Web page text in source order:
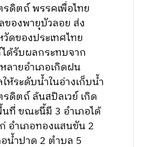
ดิตถ์ พรรคเพื่อไทย
ของพายุบัวลอย ส่ง
ดของประเทศไทย
ด้รับผลกระทบจาก
ายอำเภอเกิดฝน
ระดับน้ำในอ่างเก็บน้ำ
ดิตถ์ ล้นสปิลเวย์ เกิด
ที่ ขณะนี้มี 3 อำเภอได้
อำเภอทองแสนขัน 2
น้ำปาด 2 ตำบล 5